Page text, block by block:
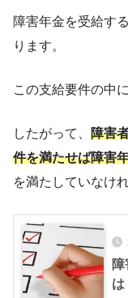
障害年金を受給す
ります。
この支給要件の中
したがって、 障害
件を満たせば障害
を満たしていなけ
は